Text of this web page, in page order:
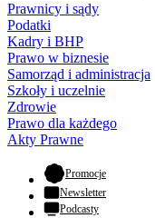
Prawnicy i sądy
Podatki
Kadry i BHP
Prawo w biznesie
Samorząd i administracja
Szkoły i uczelnie
Zdrowie
Prawo dla każdego
Akty Prawne
Promocje- otwiera
Newsletter
Podcasty